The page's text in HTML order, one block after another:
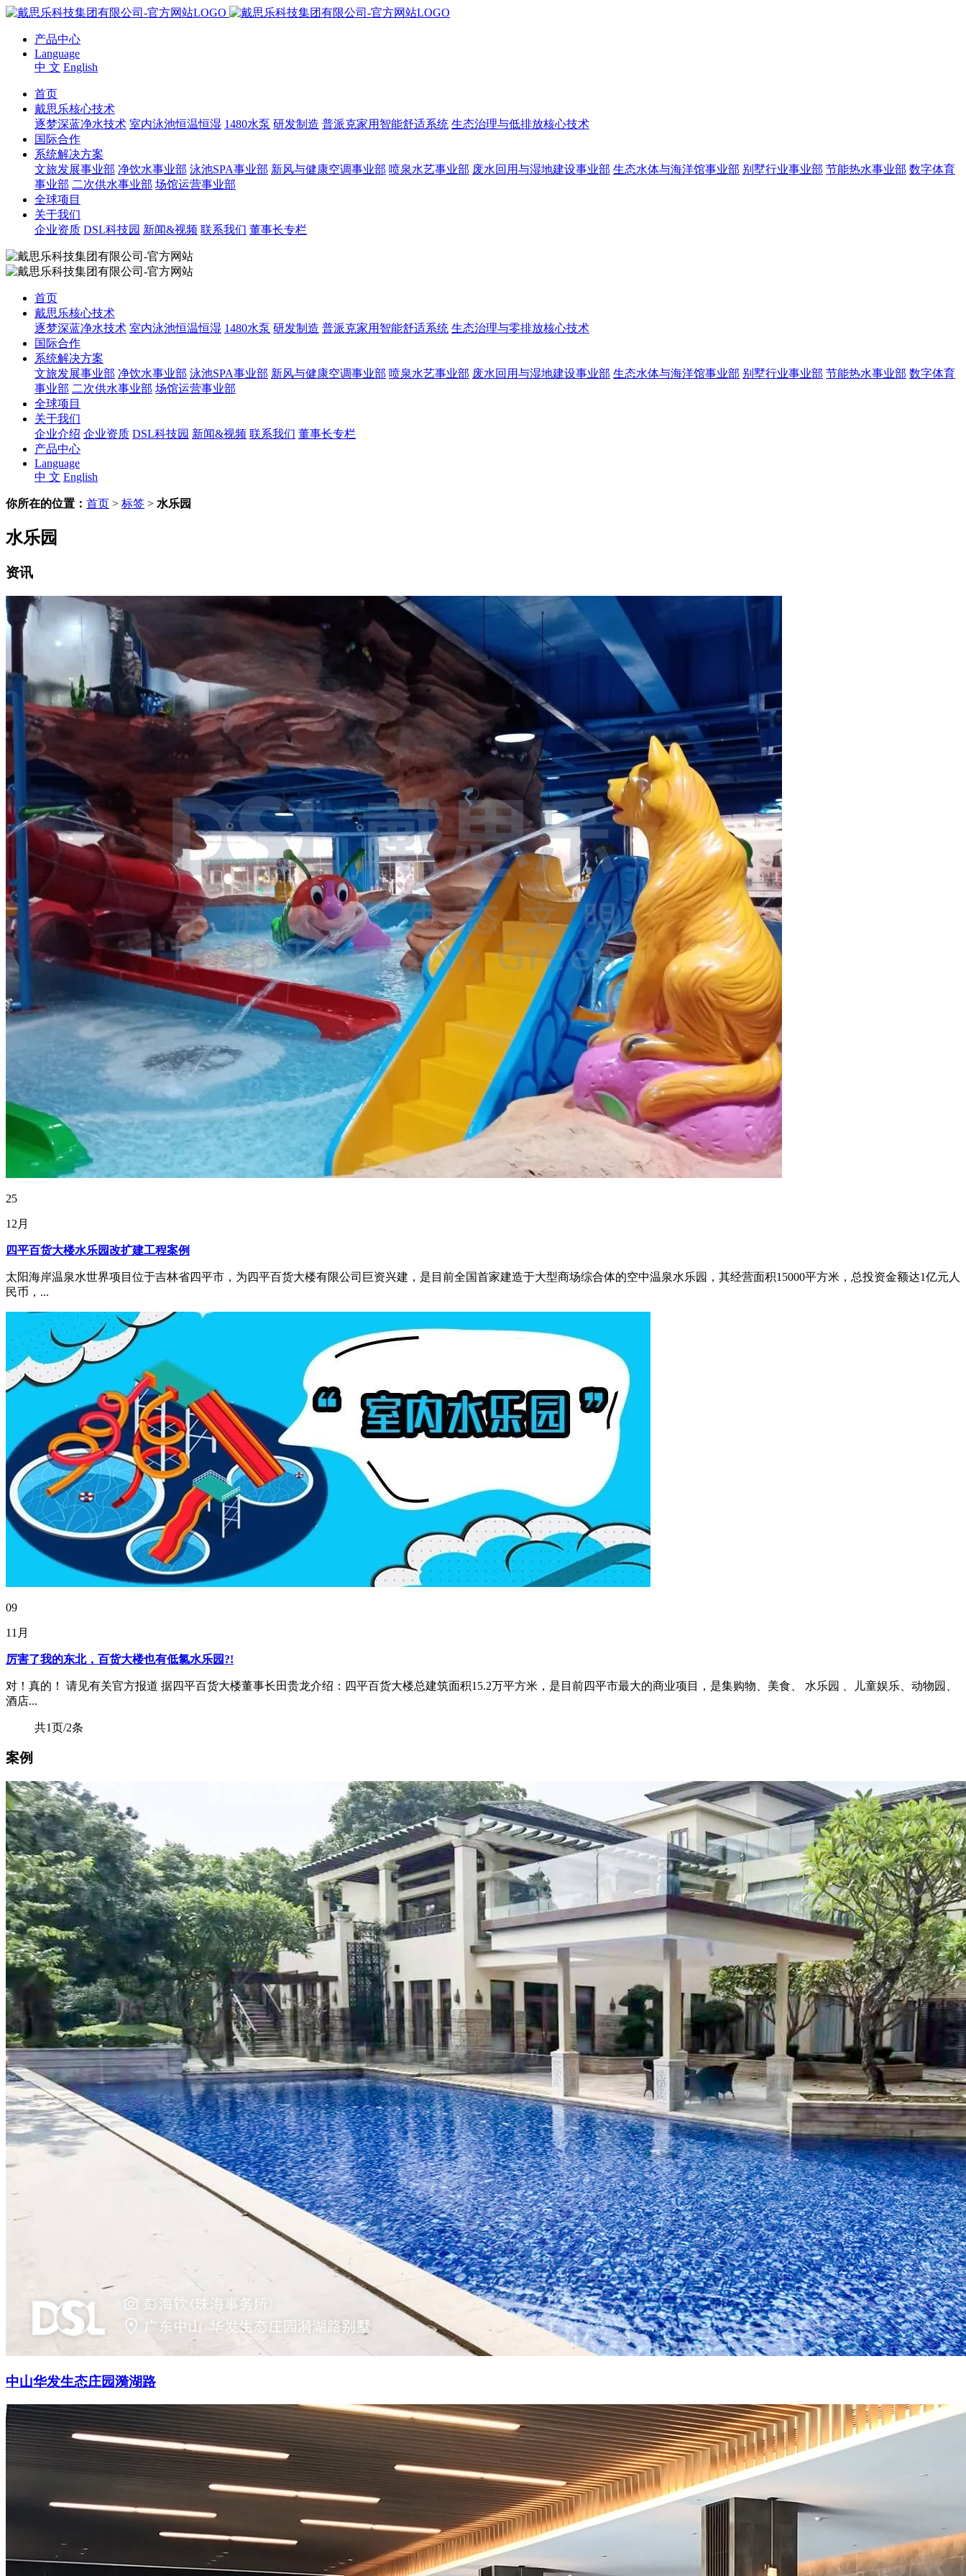
产品中心
Language
中 文 English
首页
戴思乐核心技术
逐梦深蓝净水技术 室内泳池恒温恒湿 1480水泵 研发制造 普派克家用智能舒适系统 生态治理与低排放核心技术
国际合作
系统解决方案
文旅发展事业部 净饮水事业部 泳池SPA事业部 新风与健康空调事业部 喷泉水艺事业部 废水回用与湿地建设事业部 生态水体与海洋馆事业部 别墅行业事业部 节能热水事业部 数字体育
事业部 二次供水事业部 场馆运营事业部
全球项目
关于我们
企业资质 DSL科技园 新闻&视频 联系我们 董事长专栏
首页
戴思乐核心技术
逐梦深蓝净水技术 室内泳池恒温恒湿 1480水泵 研发制造 普派克家用智能舒适系统 生态治理与零排放核心技术
国际合作
系统解决方案
文旅发展事业部 净饮水事业部 泳池SPA事业部 新风与健康空调事业部 喷泉水艺事业部 废水回用与湿地建设事业部 生态水体与海洋馆事业部 别墅行业事业部 节能热水事业部 数字体育
事业部 二次供水事业部 场馆运营事业部
全球项目
关于我们
企业介绍 企业资质 DSL科技园 新闻&视频 联系我们 董事长专栏
产品中心
Language
中 文 English
你所在的位置： 首页 > 标签 > 水乐园
水乐园
资讯
25
12月
四平百货大楼水乐园改扩建工程案例
太阳海岸温泉水世界项目位于吉林省四平市，为四平百货大楼有限公司巨资兴建，是目前全国首家建造于大型商场综合体的空中温泉水乐园，其经营面积15000平方米，总投资金额达1亿元人
民币，...
09
11月
厉害了我的东北，百货大楼也有低氯水乐园?!
对！真的！ 请见有关官方报道 据四平百货大楼董事长田贵龙介绍：四平百货大楼总建筑面积15.2万平方米，是目前四平市最大的商业项目，是集购物、美食、 水乐园 、儿童娱乐、动物园、
酒店...
共1页/2条
案例
中山华发生态庄园漪湖路